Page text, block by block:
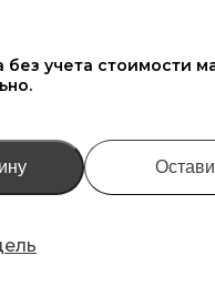
без учета стоимости